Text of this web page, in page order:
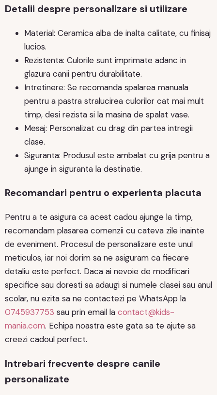
Detalii despre personalizare si utilizare
Material: Ceramica alba de inalta calitate, cu finisaj
lucios.
Rezistenta: Culorile sunt imprimate adanc in
glazura canii pentru durabilitate.
Intretinere: Se recomanda spalarea manuala
pentru a pastra stralucirea culorilor cat mai mult
timp, desi rezista si la masina de spalat vase.
Mesaj: Personalizat cu drag din partea intregii
clase.
Siguranta: Produsul este ambalat cu grija pentru a
ajunge in siguranta la destinatie.
Recomandari pentru o experienta placuta
Pentru a te asigura ca acest cadou ajunge la timp,
recomandam plasarea comenzii cu cateva zile inainte
de eveniment. Procesul de personalizare este unul
meticulos, iar noi dorim sa ne asiguram ca fiecare
detaliu este perfect. Daca ai nevoie de modificari
specifice sau doresti sa adaugi si numele clasei sau anul
scolar, nu ezita sa ne contactezi pe WhatsApp la
0745937753 sau prin email la contact@kids-
mania.com. Echipa noastra este gata sa te ajute sa
creezi cadoul perfect.
Intrebari frecvente despre canile
personalizate